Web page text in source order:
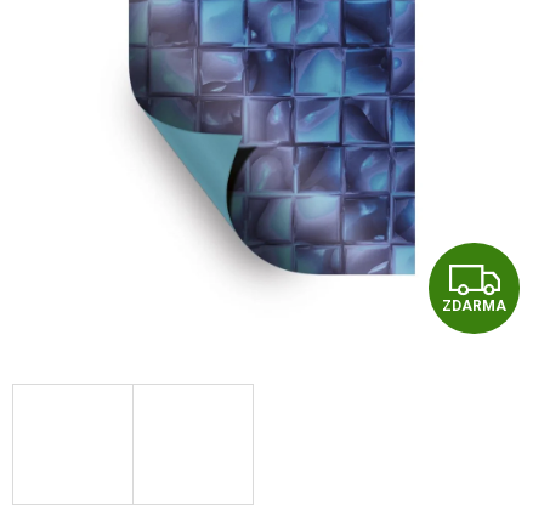
Z
D
ZDARMA